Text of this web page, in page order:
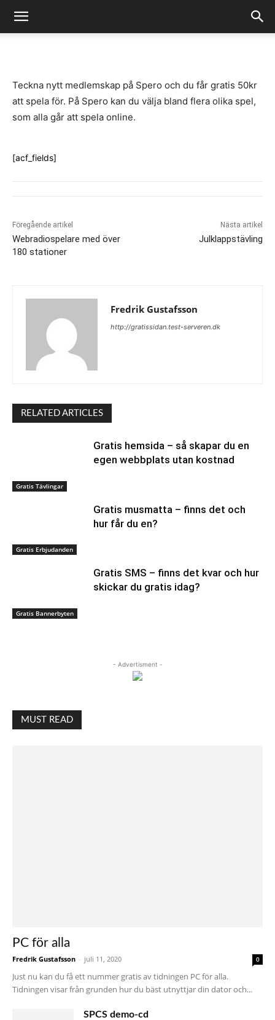
Teckna nytt medlemskap på Spero och du får gratis 50kr
att spela för. På Spero kan du välja bland flera olika spel,
som alla går att spela online.
[acf_fields]
Föregående artikel
Webradiospelare med över
180 stationer
Nästa artikel
Julklappstävling
Fredrik Gustafsson
http://gratissidan.test-serveren.dk
RELATED ARTICLES
Gratis Tävlingar
Gratis hemsida – så skapar du en
egen webbplats utan kostnad
Gratis Erbjudanden
Gratis musmatta – finns det och
hur får du en?
Gratis Bannerbyten
Gratis SMS – finns det kvar och hur
skickar du gratis idag?
- Advertisment -
MUST READ
PC för alla
Fredrik Gustafsson - juli 11, 2020 0
Just nu kan du få ett nummer gratis av tidningen PC för alla.
Tidningen visar från grunden hur du bäst utnyttjar din dator och...
SPCS demo-cd